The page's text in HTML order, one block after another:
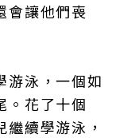
會讓他們喪
游泳，一個如
。花了十個
續學游泳，